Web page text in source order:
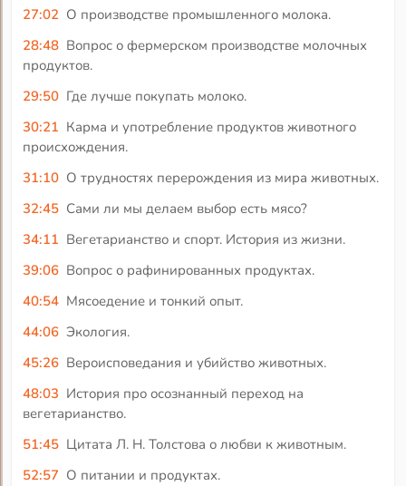
27:02 О производстве промышленного молока.
28:48 Вопрос о фермерском производстве молочных
продуктов.
29:50 Где лучше покупать молоко.
30:21 Карма и употребление продуктов животного
происхождения.
31:10 О трудностях перерождения из мира животных.
32:45 Сами ли мы делаем выбор есть мясо?
34:11 Вегетарианство и спорт. История из жизни.
39:06 Вопрос о рафинированных продуктах.
40:54 Мясоедение и тонкий опыт.
44:06 Экология.
45:26 Вероисповедания и убийство животных.
48:03 История про осознанный переход на
вегетарианство.
51:45 Цитата Л. Н. Толстова о любви к животным.
52:57 О питании и продуктах.